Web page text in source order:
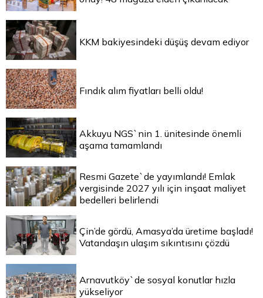
KKM bakiyesindeki düşüş devam ediyor
Fındık alım fiyatları belli oldu!
Akkuyu NGS`nin 1. ünitesinde önemli
aşama tamamlandı
Resmi Gazete`de yayımlandı! Emlak
vergisinde 2027 yılı için inşaat maliyet
bedelleri belirlendi
Çin’de gördü, Amasya’da üretime başladı!
Vatandaşın ulaşım sıkıntısını çözdü
Arnavutköy`de sosyal konutlar hızla
yükseliyor